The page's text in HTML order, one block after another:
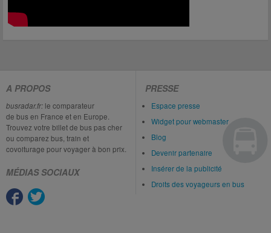
A PROPOS
busradar.fr: le comparateur
de bus en France et en Europe.
Trouvez votre billet de bus pas cher
ou comparez bus, train et
covoiturage pour voyager à bon prix.
MÉDIAS SOCIAUX
PRESSE
Espace presse
Widget pour webmaster
Blog
Devenir partenaire
Insérer de la publicité
Droits des voyageurs en bus